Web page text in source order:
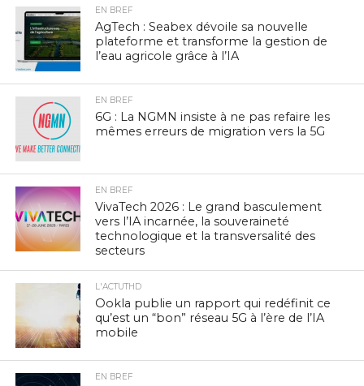
EN BREF
AgTech : Seabex dévoile sa nouvelle
plateforme et transforme la gestion de
l’eau agricole grâce à l’IA
EN BREF
6G : La NGMN insiste à ne pas refaire les
mêmes erreurs de migration vers la 5G
EN BREF
VivaTech 2026 : Le grand basculement
vers l’IA incarnée, la souveraineté
technologique et la transversalité des
secteurs
L'ACTUTHD
Ookla publie un rapport qui redéfinit ce
qu’est un “bon” réseau 5G à l’ère de l’IA
mobile
EN BREF